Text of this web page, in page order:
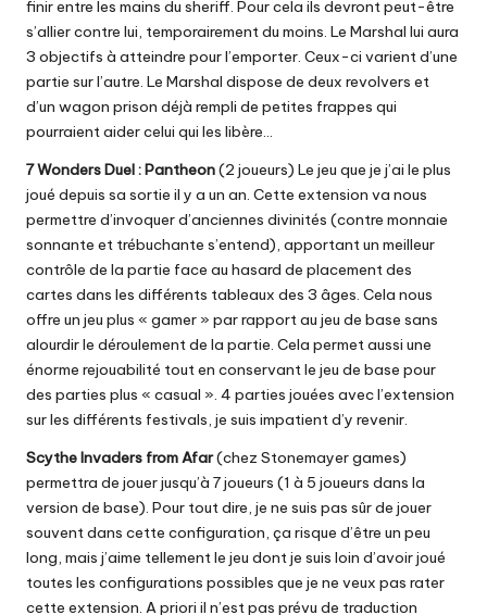
finir entre les mains du sheriff. Pour cela ils devront peut-être
s’allier contre lui, temporairement du moins. Le Marshal lui aura
3 objectifs à atteindre pour l’emporter. Ceux-ci varient d’une
partie sur l’autre. Le Marshal dispose de deux revolvers et
d’un wagon prison déjà rempli de petites frappes qui
pourraient aider celui qui les libère…
7 Wonders Duel : Pantheon(2 joueurs) Le jeu que je j’ai le plus
joué depuis sa sortie il y a un an. Cette extension va nous
permettre d’invoquer d’anciennes divinités (contre monnaie
sonnante et trébuchante s’entend), apportant un meilleur
contrôle de la partie face au hasard de placement des
cartes dans les différents tableaux des 3 âges. Cela nous
offre un jeu plus « gamer » par rapport au jeu de base sans
alourdir le déroulement de la partie. Cela permet aussi une
énorme rejouabilité tout en conservant le jeu de base pour
des parties plus « casual ». 4 parties jouées avec l’extension
sur les différents festivals, je suis impatient d’y revenir.
ScytheInvaders from Afar(chez Stonemayer games)
permettra de jouer jusqu’à 7 joueurs (1 à 5 joueurs dans la
version de base). Pour tout dire, je ne suis pas sûr de jouer
souvent dans cette configuration, ça risque d’être un peu
long, mais j’aime tellement le jeu dont je suis loin d’avoir joué
toutes les configurations possibles que je ne veux pas rater
cette extension. A priori il n’est pas prévu de traduction